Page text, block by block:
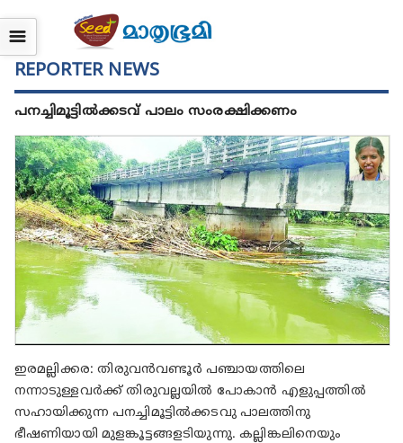
☰
REPORTER NEWS
പനച്ചിമൂട്ടിൽക്കടവ് പാലം സംരക്ഷിക്കണം
ഇരമല്ലിക്കര: തിരുവൻവണ്ടൂർ പഞ്ചായത്തിലെ
നന്നാടുള്ളവർക്ക് തിരുവല്ലയിൽ പോകാൻ എളുപ്പത്തിൽ
സഹായിക്കുന്ന പനച്ചിമൂട്ടിൽക്കടവു പാലത്തിനു
ഭീഷണിയായി മുളങ്കൂട്ടങ്ങളടിയുന്നു. കല്ലിങ്കലിനെയും